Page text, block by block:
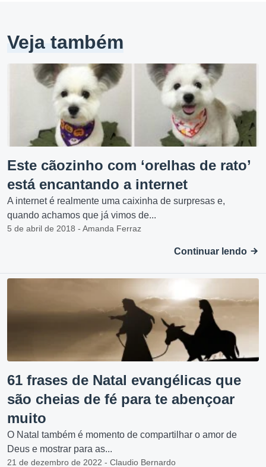
Veja também
Este cãozinho com ‘orelhas de rato’
está encantando a internet
A internet é realmente uma caixinha de surpresas e,
quando achamos que já vimos de...
5 de abril de 2018 - Amanda Ferraz
Continuar lendo
61 frases de Natal evangélicas que
são cheias de fé para te abençoar
muito
O Natal também é momento de compartilhar o amor de
Deus e mostrar para as...
21 de dezembro de 2022 - Claudio Bernardo